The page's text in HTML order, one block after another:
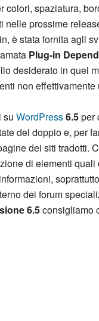
colori, spaziatura,
prossime
è stata fornita agli
Plug-in
desiderato in quel
non
su WordPress6.5per
del doppio e, per
dei siti tradotti.
di elementi quali
dei forum
6.5consigliamo